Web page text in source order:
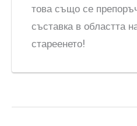
това също се
съставка в областта
стареенето!